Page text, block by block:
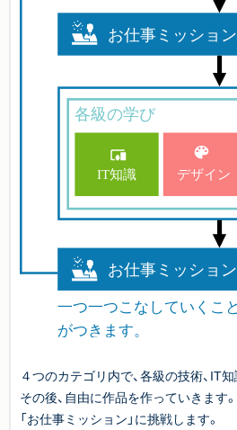
４つのカテゴリ内で、各級の技術、IT
その後、自由に作品を作っていきます
「お仕事ミッション」に挑戦します。